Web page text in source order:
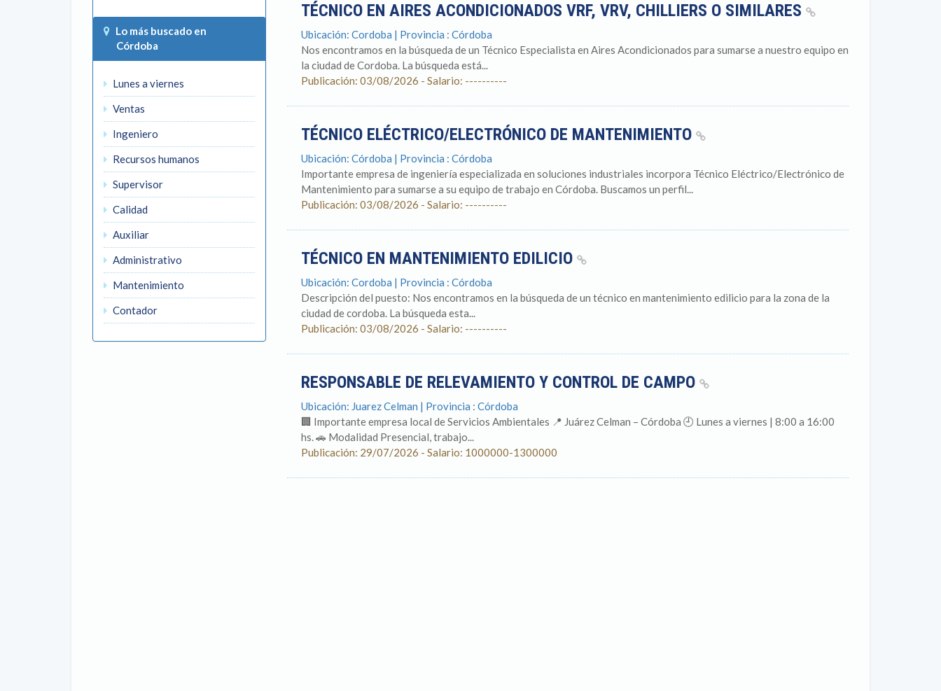
Lo más buscado en
Córdoba
Lunes a viernes
Ventas
Ingeniero
Recursos humanos
Supervisor
Calidad
Auxiliar
Administrativo
Mantenimiento
Contador
TÉCNICO EN AIRES ACONDICIONADOS VRF, VRV, CHILLIERS O SIMILARES
Ubicación: Cordoba | Provincia : Córdoba
Nos encontramos en la búsqueda de un Técnico Especialista en Aires Acondicionados para sumarse a nuestro equipo en
la ciudad de Cordoba. La búsqueda está...
Publicación: 03/08/2026 - Salario: ----------
TÉCNICO ELÉCTRICO/ELECTRÓNICO DE MANTENIMIENTO
Ubicación: Córdoba | Provincia : Córdoba
Importante empresa de ingeniería especializada en soluciones industriales incorpora Técnico Eléctrico/Electrónico de
Mantenimiento para sumarse a su equipo de trabajo en Córdoba. Buscamos un perfil...
Publicación: 03/08/2026 - Salario: ----------
TÉCNICO EN MANTENIMIENTO EDILICIO
Ubicación: Cordoba | Provincia : Córdoba
Descripción del puesto: Nos encontramos en la búsqueda de un técnico en mantenimiento edilicio para la zona de la
ciudad de cordoba. La búsqueda esta...
Publicación: 03/08/2026 - Salario: ----------
RESPONSABLE DE RELEVAMIENTO Y CONTROL DE CAMPO
Ubicación: Juarez Celman | Provincia : Córdoba
🏢 Importante empresa local de Servicios Ambientales 📍 Juárez Celman – Córdoba 🕘 Lunes a viernes | 8:00 a 16:00
hs. 🚗 Modalidad Presencial, trabajo...
Publicación: 29/07/2026 - Salario: 1000000-1300000